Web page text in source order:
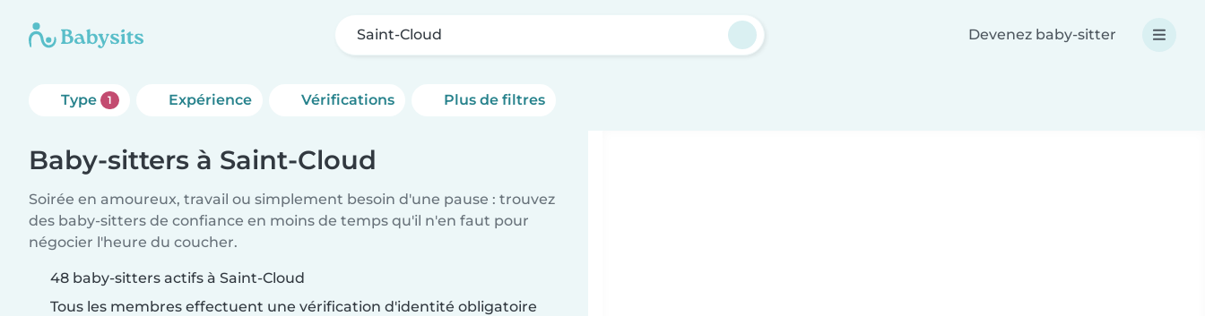
Saint-Cloud Devenez baby-sitter
Type 1 Expérience Vérifications Plus de filtres
Baby-sitters à Saint-Cloud
Soirée en amoureux, travail ou simplement besoin d'une pause : trouvez
des baby-sitters de confiance en moins de temps qu'il n'en faut pour
négocier l'heure du coucher.
48 baby-sitters actifs à Saint-Cloud
Tous les membres effectuent une vérification d'identité obligatoire